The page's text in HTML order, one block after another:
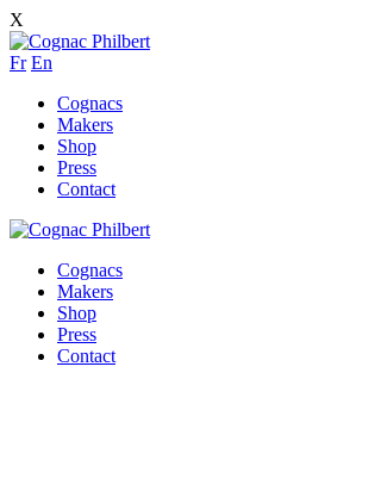
X
Fr En
Cognacs
Makers
Shop
Press
Contact
Cognacs
Makers
Shop
Press
Contact